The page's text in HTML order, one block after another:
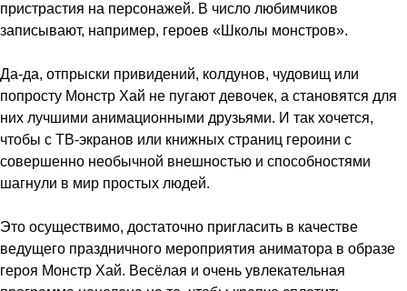
пристрастия на персонажей. В число любимчиков
записывают, например, героев «Школы монстров».
Да-да, отпрыски привидений, колдунов, чудовищ или
попросту Монстр Хай не пугают девочек, а становятся для
них лучшими анимационными друзьями. И так хочется,
чтобы с ТВ-экранов или книжных страниц героини с
совершенно необычной внешностью и способностями
шагнули в мир простых людей.
Это осуществимо, достаточно пригласить в качестве
ведущего праздничного мероприятия аниматора в образе
героя Монстр Хай. Весёлая и очень увлекательная